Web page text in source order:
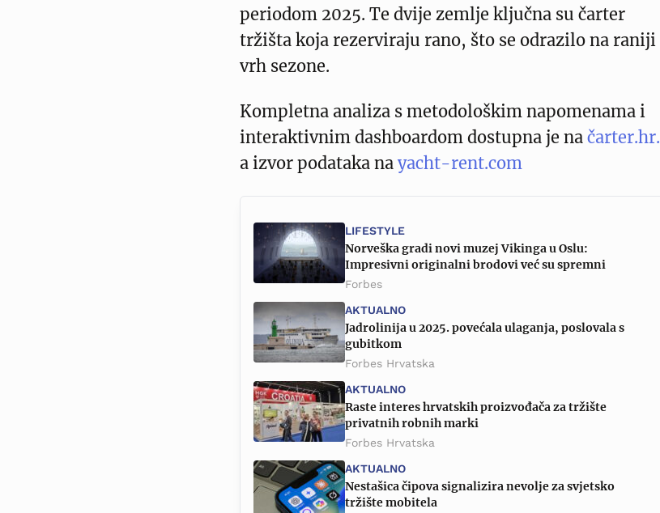
periodom 2025. Te dvije zemlje ključna su čarter
tržišta koja rezerviraju rano, što se odrazilo na raniji
vrh sezone.
Kompletna analiza s metodološkim napomenama i
interaktivnim dashboardom dostupna je na čarter.hr.
a izvor podataka na yacht-rent.com
LIFESTYLE
Norveška gradi novi muzej Vikinga u Oslu:
Impresivni originalni brodovi već su spremni
Forbes
AKTUALNO
Jadrolinija u 2025. povećala ulaganja, poslovala s
gubitkom
Forbes Hrvatska
AKTUALNO
Raste interes hrvatskih proizvođača za tržište
privatnih robnih marki
Forbes Hrvatska
AKTUALNO
Nestašica čipova signalizira nevolje za svjetsko
tržište mobitela